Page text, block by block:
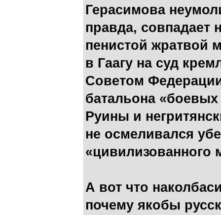
Герасимова
правда, совпадает
пенистой жратвой
в Гаагу на суд
Советом
батальона
Руины и
не осмеливался
«цивилизованного
А вот что
почему якобы